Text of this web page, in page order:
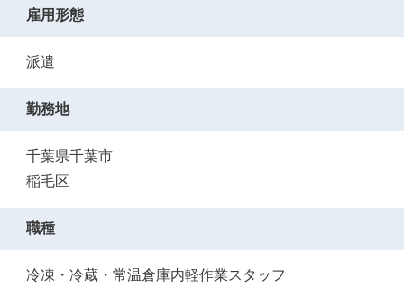
雇用形態
派遣
勤務地
千葉県千葉市
稲毛区
職種
冷凍・冷蔵・常温倉庫内軽作業スタッフ